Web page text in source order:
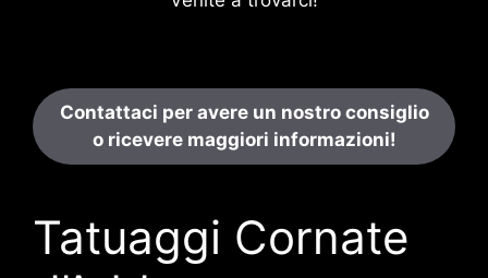
Contattaci per avere un nostro consiglio
o ricevere maggiori informazioni!
Tatuaggi Cornate